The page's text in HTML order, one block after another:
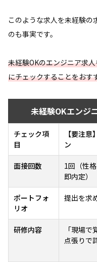
このような求人を未経験の
のも事実です。
未経験OKのエンジニア求
にチェックすることをおす
未経験OKエンジ
チェック項
目
【要注意
ン
面接回数
1回（性
即内定）
ポートフォ
リオ
提出を求
研修内容
「現場
点張りで